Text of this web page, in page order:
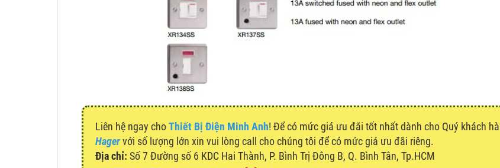
Liên hệ ngay choThiết Bị Điện Minh Anh! Để có mức giá ưu đãi tốt nhất dành cho Quý khách
Hagervới số lượng lớn xin vui lòng call cho chúng tôi để có mức giá ưu đãi riêng.
Địa chỉ: Số 7 Đường số 6 KDC Hai Thành, P. Bình Trị Đông B, Q. Bình Tân, Tp.HCM